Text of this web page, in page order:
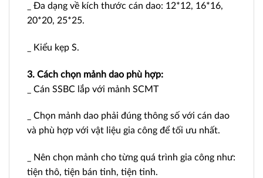
_ Đa dạng về kích thước cán dao: 12*12, 16*16,
20*20, 25*25.
_ Kiểu kẹp S.
3. Cách chọn mảnh dao phù hợp:
_ Cán SSBC lắp với mảnh SCMT
_ Chọn mảnh dao phải đúng thông số với cán dao
và phù hợp với vật liệu gia công để tối ưu nhất.
_ Nên chọn mảnh cho từng quá trình gia công như:
tiện thô, tiện bán tinh, tiện tinh.